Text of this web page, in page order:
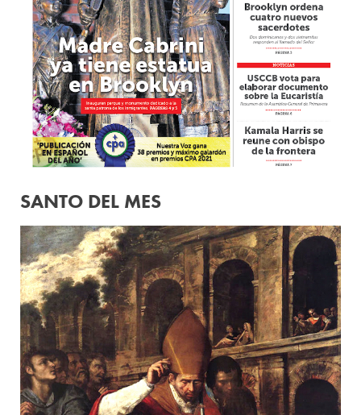
SANTO DEL MES